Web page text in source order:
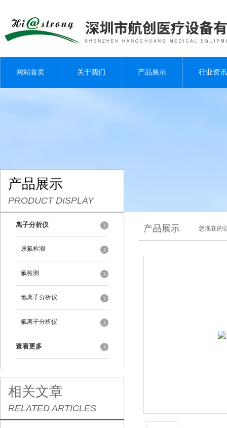
网站首页 关于我们 产品展示 行业资讯
产品展示
PRODUCT DISPLAY
离子分析仪
尿氟检测
氟检测
氯离子分析仪
氟离子分析仪
查看更多
相关文章
RELATED ARTICLES
产品展示 您现在的